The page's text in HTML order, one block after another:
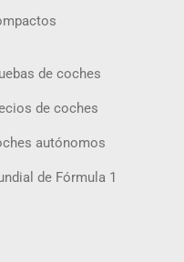
de coches
de coches
autónomos
de Fórmula 1